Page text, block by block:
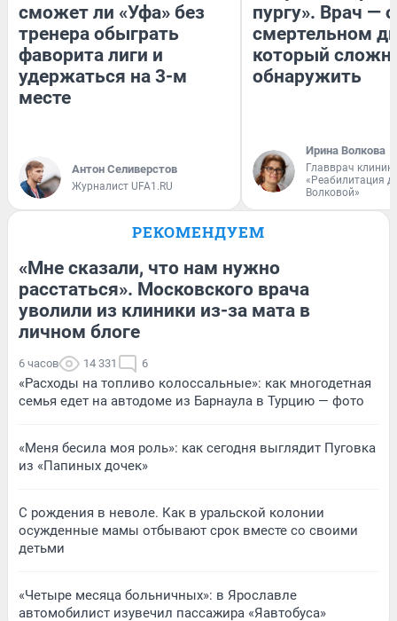
сможет ли «Уфа» без
тренера обыграть
фаворита лиги и
удержаться на 3-м
месте
Антон Селиверстов
Журналист UFA1.RU
пургу». Врач — о
смертельном
который
обнаружить
Ирина Волкова
Главврач
«Реабилитация
Волковой»
РЕКОМЕНДУЕМ
«Мне сказали, что нам нужно
расстаться». Московского врача
уволили из клиники из-за мата в
личном блоге
6 часов 14 331 6
«Расходы на топливо колоссальные»: как многодетная
семья едет на автодоме из Барнаула в Турцию — фото
«Меня бесила моя роль»: как сегодня выглядит Пуговка
из «Папиных дочек»
С рождения в неволе. Как в уральской колонии
осужденные мамы отбывают срок вместе со своими
детьми
«Четыре месяца больничных»: в Ярославле
автомобилист изувечил пассажира «Яавтобуса»